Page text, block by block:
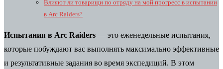
Влияют ли товарищи по отряду на мой прогресс в испытании
в Arc Raiders?
Испытания в Arc Raiders — это еженедельные испытания,
которые побуждают вас выполнять максимально эффективные
и результативные задания во время экспедиций. В этом